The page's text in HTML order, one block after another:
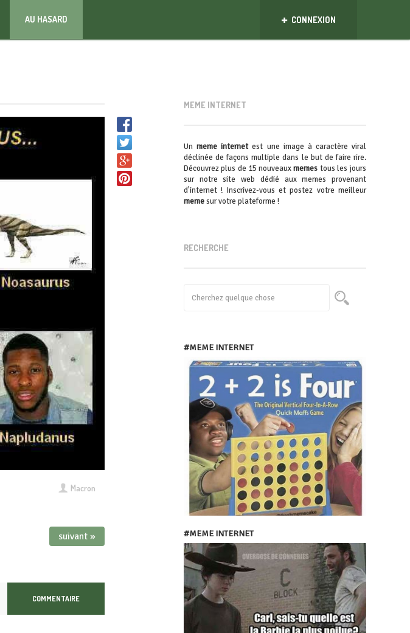
AU HASARD CONNEXION
Macron
suivant »
COMMENTAIRE
MEME INTERNET
Unmeme internetest une image à caractère viral
déclinée de façons multiple dans le but de faire rire.
Découvrez plus de 15 nouveauxmemes tous les jours
sur notre site web dédié aux memes provenant
d'internet ! Inscrivez-vous et postez votre meilleur
memesur votre plateforme !
RECHERCHE
#MEME INTERNET
#MEME INTERNET